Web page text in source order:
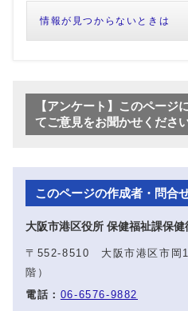
情報が見つからないときは
【アンケート】このページ
てご意見をお聞かせくださ
このページの作成者・問合
大阪市港区役所 保健福祉課保
〒552-8510 大阪市港区市岡
階）
電話： 06-6576-9882